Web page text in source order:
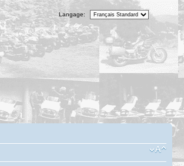
Langage: